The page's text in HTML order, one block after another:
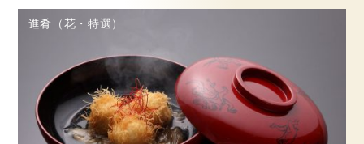
進肴（花・特選）